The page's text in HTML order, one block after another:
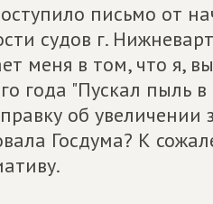
письмо от
судов г.
меня в том, что я,
года "Пускал пыль в
об
Госдума? К